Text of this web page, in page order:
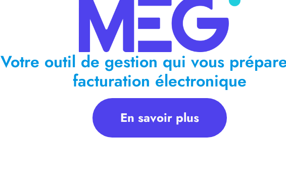
Votre outil de gestion qui vous
facturation électronique
En savoir plus